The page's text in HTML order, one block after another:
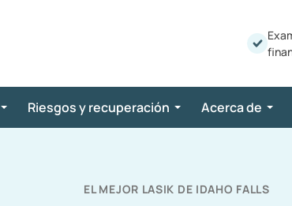
Riesgos y recuperación Acerca de
EL MEJOR LASIK DE IDAHO FALLS